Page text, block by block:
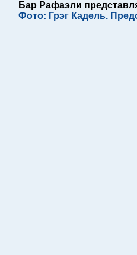
Бар Рафаэли
Фото: Грэг Кадель.